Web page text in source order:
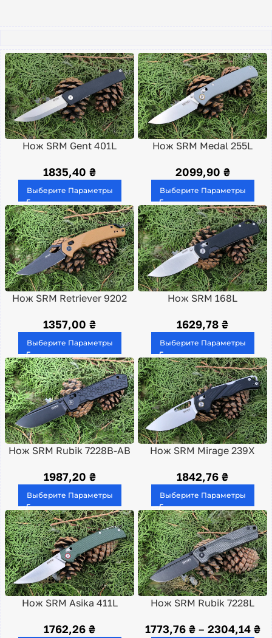
Нож SRM Gent 401L
1835,40 ₴
Выберите Параметры
Нож SRM Medal 255L
2099,90 ₴
Выберите Параметры
Нож SRM Retriever 9202
1357,00 ₴
Выберите Параметры
Нож SRM 168L
1629,78 ₴
Выберите Параметры
Нож SRM Rubik 7228B-AB
1987,20 ₴
Выберите Параметры
Нож SRM Mirage 239X
1842,76 ₴
Выберите Параметры
Нож SRM Asika 411L
1762,26 ₴
Нож SRM Rubik 7228L
1773,76 ₴ – 2304,14 ₴